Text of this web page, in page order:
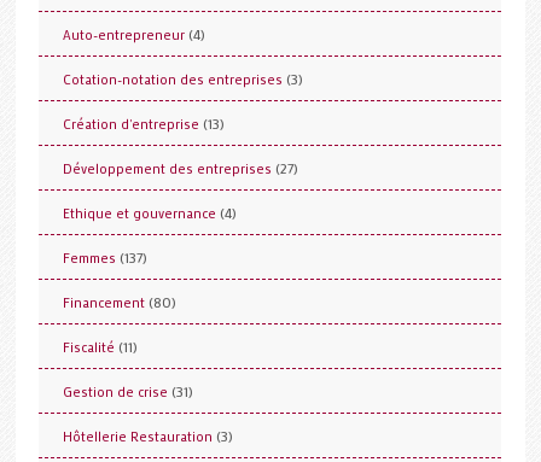
Auto-entrepreneur (4)
Cotation-notation des entreprises (3)
Création d'entreprise (13)
Développement des entreprises (27)
Ethique et gouvernance (4)
Femmes (137)
Financement (80)
Fiscalité (11)
Gestion de crise (31)
Hôtellerie Restauration (3)